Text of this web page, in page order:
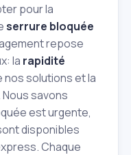
pour la
serrure bloquée
repose
la rapidité
nos solutions et la
savons
est urgente,
disponibles
Chaque